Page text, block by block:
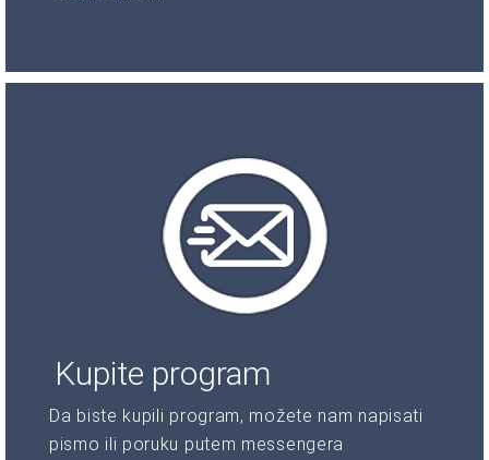
Kupite program
Da biste kupili program, možete nam napisati
pismo ili poruku putem messengera